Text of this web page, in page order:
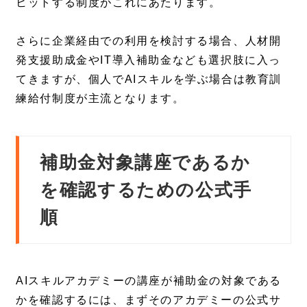
ヒットする制度がこれにあたります。
さらに企業経由での利用を検討する場合、人材開
発支援助成金やIT導入補助金なども選択肢に入っ
てきますが、個人でAIスキルを学ぶ場合は教育訓
練給付制度が主流となります。
補助金対象講座であるか
を確認するための公式手
順
AIスキルアカデミーの講座が補助金の対象である
かを確認するには、まずそのアカデミーの公式サ